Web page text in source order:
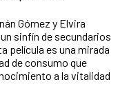
Gómez y Elvira
sinfín de secundarios
película es una mirada
de consumo que
a la vitalidad